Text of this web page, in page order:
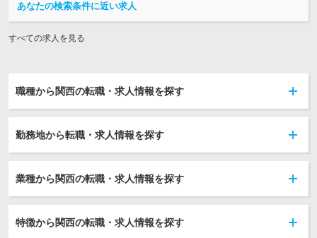
あなたの検索条件に近い求人
すべての求人を見る
職種から関西の転職・求人情報を探す
勤務地から転職・求人情報を探す
業種から関西の転職・求人情報を探す
特徴から関西の転職・求人情報を探す